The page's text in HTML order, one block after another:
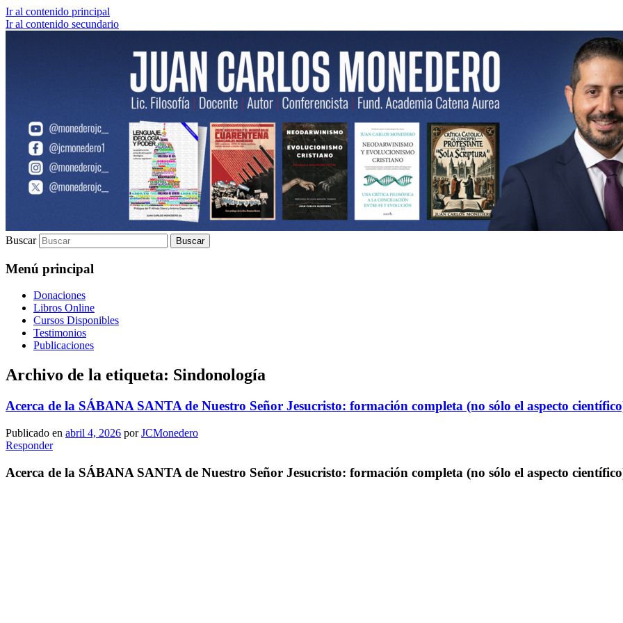
Ir al contenido principal
Ir al contenido secundario
Juan Carlos Monedero
Lic. Filosofía | Docente | Autor | Conferencista | Fund. Academia Catena Aurea
Buscar
Menú principal
Donaciones
Libros Online
Cursos Disponibles
Testimonios
Publicaciones
Archivo de la etiqueta: Sindonología
Acerca de la SÁBANA SANTA de Nuestro Señor Jesucristo: formación completa (no sólo el aspecto
Publicado en abril 4, 2026 porJCMonedero
Responder
Acerca de la SÁBANA SANTA de Nuestro Señor Jesucristo: formación completa (no sólo el aspecto